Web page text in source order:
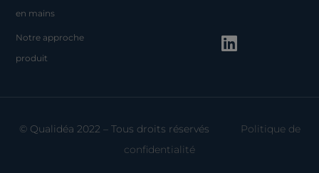
en mains
Notre approche
produit
L
i
© Qualidéa 2022 – Tous droits réservés
Politique de
confidentialité